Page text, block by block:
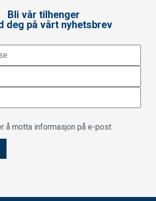
Bli vår tilhenger
deg på vårt nyhetsbrev
å motta informasjon på e-post